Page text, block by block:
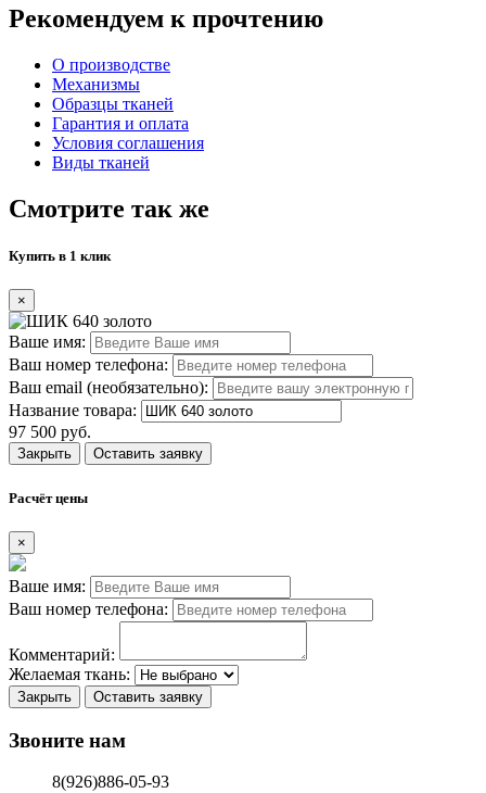
Рекомендуем к прочтению
О производстве
Механизмы
Образцы тканей
Гарантия и оплата
Условия соглашения
Виды тканей
Смотрите так же
Купить в 1 клик
×
Ваше имя:
Ваш номер телефона:
Ваш email (необязательно):
Название товара:
97 500 руб.
Закрыть Оставить заявку
Расчёт цены
×
Ваше имя:
Ваш номер телефона:
Комментарий:
Желаемая ткань:
Закрыть Оставить заявку
Звоните нам
8(926)886-05-93